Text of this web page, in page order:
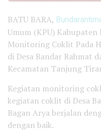
BATU BARA,
Umum (KPU)
Monitoring Coklit Pada
di Desa Bandar Rahmat
Kecamatan Tanjung
Kegiatan monitoring
kegiatan coklit di Desa
Bagan Arya berjalan
dengan baik.